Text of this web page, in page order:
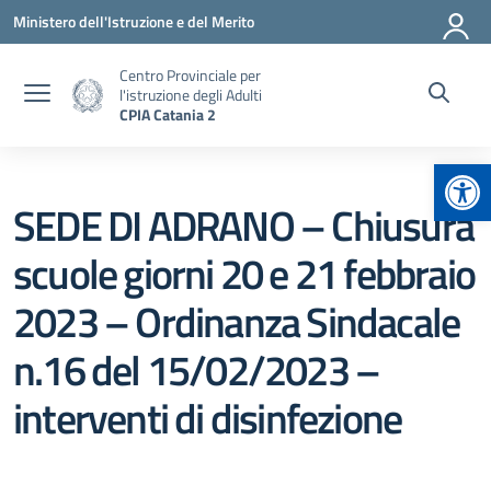
Vai ai contenuti
Vai al menu di navigazione
Vai al footer
Ministero dell'Istruzione e del Merito
Centro Provinciale per
l'istruzione degli Adulti
CPIA Catania 2
SEDE DI ADRANO – Chiusura
scuole giorni 20 e 21 febbraio
2023 – Ordinanza Sindacale
n.16 del 15/02/2023 –
interventi di disinfezione